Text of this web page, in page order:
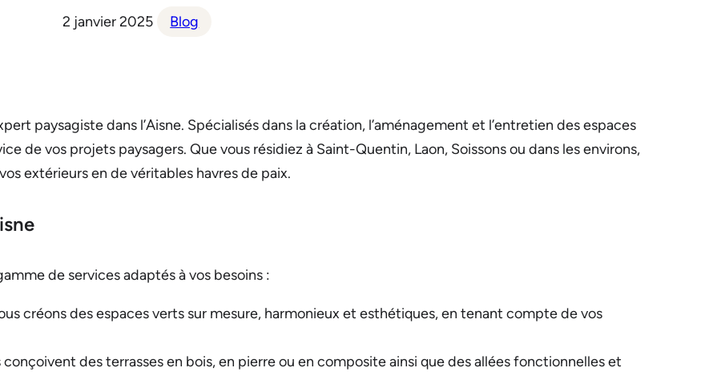
2 janvier 2025 Blog
paysagiste dans l’Aisne. Spécialisés dans la création, l’aménagement et l’entretien des espaces
de vos projets paysagers. Que vous résidiez à Saint-Quentin, Laon, Soissons ou dans les environs,
extérieurs en de véritables havres de paix.
de services adaptés à vos besoins :
créons des espaces verts sur mesure, harmonieux et esthétiques, en tenant compte de vos
des terrasses en bois, en pierre ou en composite ainsi que des allées fonctionnelles et